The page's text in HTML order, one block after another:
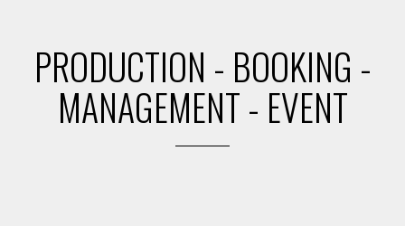
PRODUCTION - BOOKING -
MANAGEMENT - EVENT